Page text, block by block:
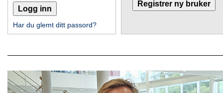
Har du glemt ditt passord?